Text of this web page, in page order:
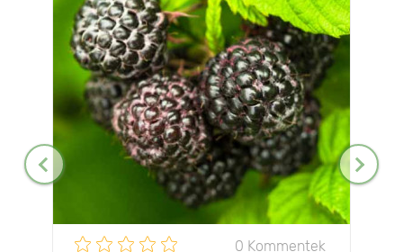
0 Kommentek